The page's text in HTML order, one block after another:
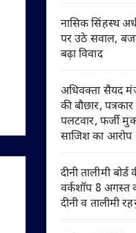
नासिक सिंहस्थ
पर उठे सवाल,
बढ़ा विवाद
अधिवक्ता सैयद
की बौछार,
पलटवार, फर्जी
साजिश का आरोप
दीनी तालीमी
वर्कशॉप 8 अगस्त
दीनी व तालीमी